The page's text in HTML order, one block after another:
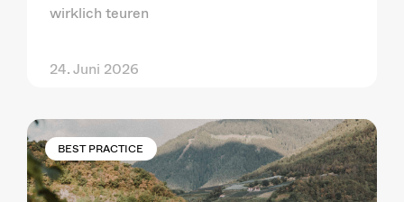
wirklich teuren
24. Juni 2026
BEST PRACTICE